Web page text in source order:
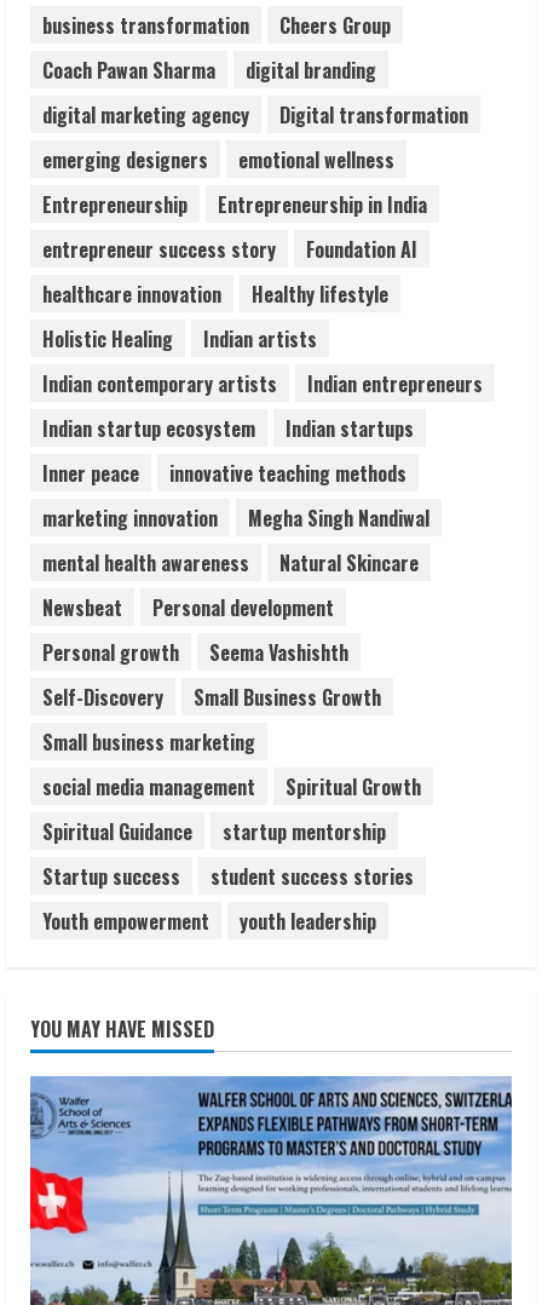
business transformation
Cheers Group
Coach Pawan Sharma
digital branding
digital marketing agency
Digital transformation
emerging designers
emotional wellness
Entrepreneurship
Entrepreneurship in India
entrepreneur success story
Foundation AI
healthcare innovation
Healthy lifestyle
Holistic Healing
Indian artists
Indian contemporary artists
Indian entrepreneurs
Indian startup ecosystem
Indian startups
Inner peace
innovative teaching methods
marketing innovation
Megha Singh Nandiwal
mental health awareness
Natural Skincare
Newsbeat
Personal development
Personal growth
Seema Vashishth
Self-Discovery
Small Business Growth
Small business marketing
social media management
Spiritual Growth
Spiritual Guidance
startup mentorship
Startup success
student success stories
Youth empowerment
youth leadership
YOU MAY HAVE MISSED